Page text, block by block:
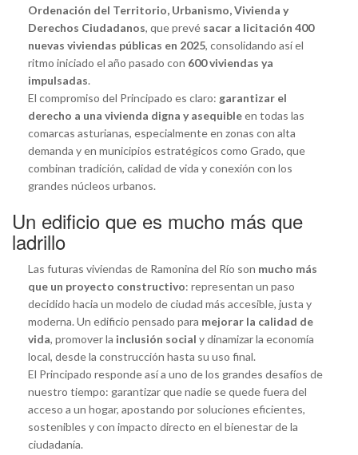
Ordenación del Territorio, Urbanismo, Vivienda y
Derechos Ciudadanos, que prevé sacar a licitación 400
nuevas viviendas públicas en 2025, consolidando así el
ritmo iniciado el año pasado con 600 viviendas ya
impulsadas.
El compromiso del Principado es claro: garantizar el
derecho a una vivienda digna y asequibleen todas las
comarcas asturianas, especialmente en zonas con alta
demanda y en municipios estratégicos como Grado, que
combinan tradición, calidad de vida y conexión con los
grandes núcleos urbanos.
Un edificio que es mucho más que
ladrillo
Las futuras viviendas de Ramonina del Río son mucho más
que un proyecto constructivo: representan un paso
decidido hacia un modelo de ciudad más accesible, justa y
moderna. Un edificio pensado para mejorar la calidad de
vida, promover la inclusión social y dinamizar la economía
local, desde la construcción hasta su uso final.
El Principado responde así a uno de los grandes desafíos de
nuestro tiempo: garantizar que nadie se quede fuera del
acceso a un hogar, apostando por soluciones eficientes,
sostenibles y con impacto directo en el bienestar de la
ciudadanía.